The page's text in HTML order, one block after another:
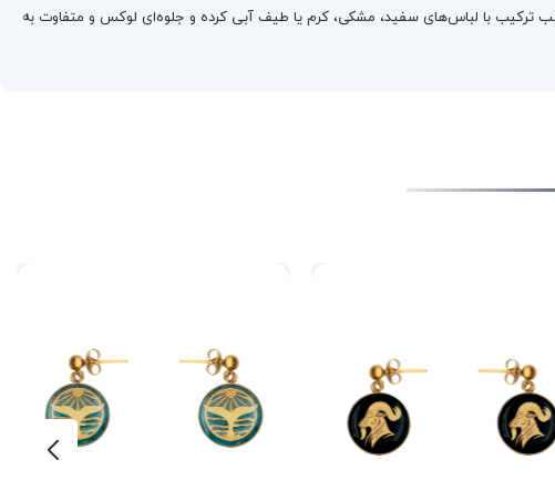
ترکیب با لباس‌های سفید، مشکی، کرم یا طیف آبی کرده و جلوه‌ای لوکس و متفاوت به